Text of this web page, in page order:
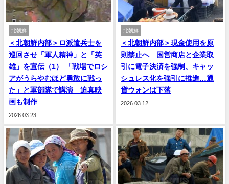
北朝鮮
＜北朝鮮内部＞ロ派遣兵士を
巡回させ「軍人精神」と「英
雄」を宣伝（1） 「戦場でロシ
アがうらやむほど勇敢に戦っ
た」と軍部隊で講演 迫真映
画も制作
2026.03.23
北朝鮮
＜北朝鮮内部＞現金使用を原
則禁止へ 国営商店と企業取
引に電子決済を強制、キャッ
シュレス化を強引に推進…通
貨ウォンは下落
2026.03.12